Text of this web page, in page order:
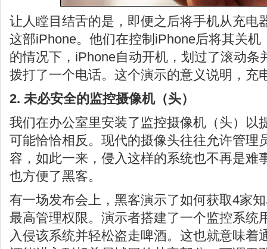
让人瞠目结舌的是，即便之后将手机从充电
这部iPhone。他们在控制iPhone后将其关
的情况下，iPhone自动开机，划过了滚动条
拨打了一个电话。这个演示的意义说明，充
2. 未必安全的监控摄像机（头）
我们在办公室里安装了监控摄像机（头）以
可能恰恰相反。现代的摄像头往往允许管理
容，如此一来，侵入这样的系统也不再是难
也方便了黑客。
有一场发布会上，黑客演示了如何获取4家
最高管理权限。演示者搭建了一个监控系统
入侵该系统并轻松盗走啤酒。这也就意味着